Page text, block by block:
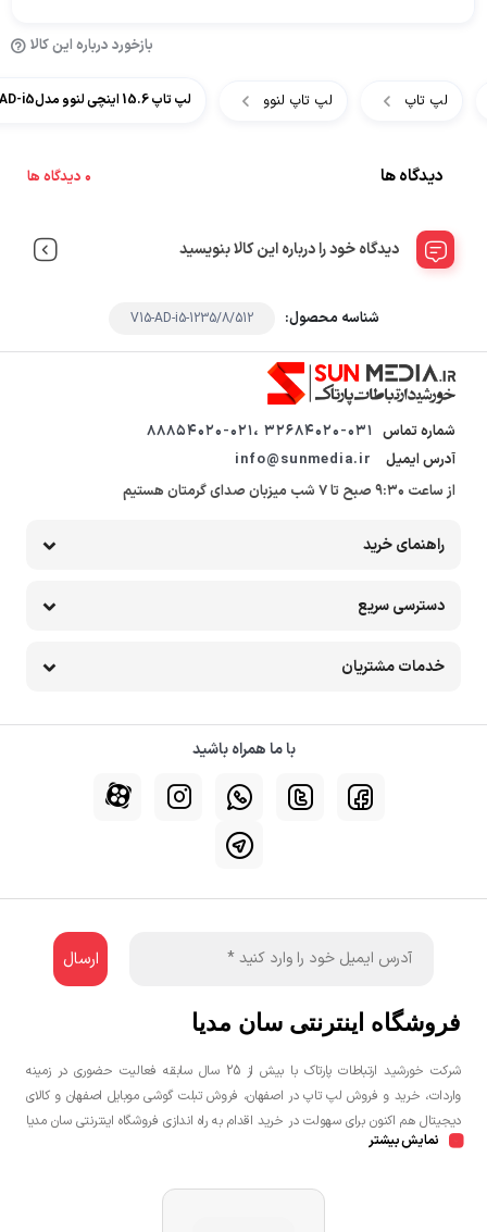
بازخورد درباره این کالا
لپ تاپ لپ تاپ لنوو لپ تاپ 15.6 اینچی لنوو مدلLenovo V15 AD-i5
دیدگاه ها 0 دیدگاه ها
دیدگاه خود را درباره این کالا بنویسید
شناسه محصول: V15-AD-i5-1235/8/512
شماره تماس 32684020-031 ،88854020-021
آدرس ایمیل
از ساعت 9:30 صبح تا 7 شب میزبان صدای گرمتان هستیم
راهنمای خرید
دسترسی سریع
خدمات مشتریان
با ما همراه باشید
فروشگاه اینترنتی سان مدیا
شرکت خورشید ارتباطات پارتاک با بیش از 25 سال سابقه فعالیت حضوری در زمینه
واردات، خرید و فروش لپ تاپ در اصفهان، فروش تبلت گوشی موبایل اصفهان و کالای
دیجیتال هم اکنون برای سهولت در خرید اقدام به راه اندازی فروشگاه اینترنتی سان مدیا
نموده است تا مشتریان عزیز یک خرید راحت و مطمئن با بهترین قیمت را تجربه
در اصفهان به صورت حضوری و یا اینترنتی اقدام نمائید.
نمایش بیشتر